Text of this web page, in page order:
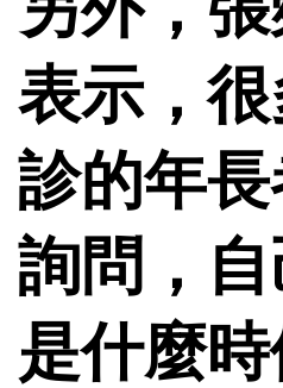
表示，很
診的年
詢問，
是什麼時